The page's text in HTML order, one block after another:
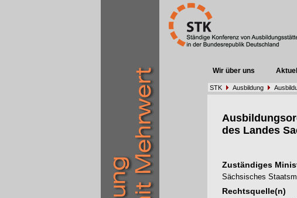
Wir über uns
STK Ausbildung
des Landes
Zuständiges
Sächsisches
Rechtsquelle(n)